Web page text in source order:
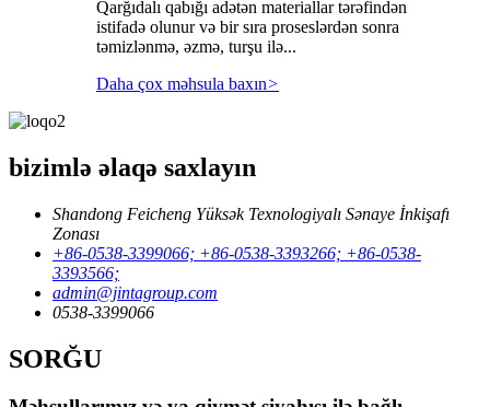
Qarğıdalı qabığı adətən materiallar tərəfindən
istifadə olunur və bir sıra proseslərdən sonra
təmizlənmə, əzmə, turşu ilə...
Daha çox məhsula baxın>
bizimlə əlaqə saxlayın
Shandong Feicheng Yüksək Texnologiyalı Sənaye İnkişafı
Zonası
+86-0538-3399066; +86-0538-3393266; +86-0538-
3393566;
admin@jintagroup.com
0538-3399066
SORĞU